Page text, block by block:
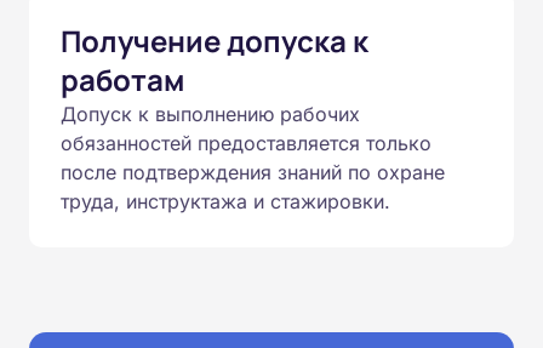
Получение допуска к
работам
Допуск к выполнению рабочих
обязанностей предоставляется только
после подтверждения знаний по охране
труда, инструктажа и стажировки.